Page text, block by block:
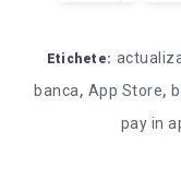
Etichete:
banca, App Store,
pay in